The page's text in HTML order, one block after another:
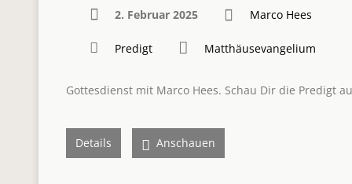
2. Februar 2025 Marco Hees
Predigt Matthäusevangelium
Gottesdienst mit Marco Hees. Schau Dir die Predigt
Details Anschauen